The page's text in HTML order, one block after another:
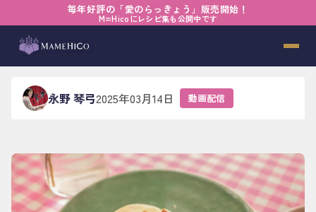
毎年好評の「愛のらっきょう」販売開始！
M=Hicoにレシピ集も公開中です
› 動画配信› 声がつなぐ時間
声がつなぐ時間
永野 琴弓2025年03月14日 動画配信